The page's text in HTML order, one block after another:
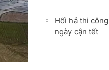
Hối hả thi
ngày cận tết